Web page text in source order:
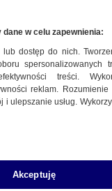
w celu zapewnienia:
lub dostęp do nich.
spersonalizowanych
treści.
reklam.
i ulepszanie usług.
Akceptuję